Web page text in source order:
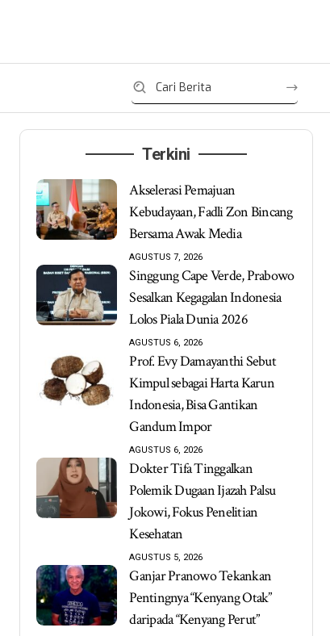
Terkini
Akselerasi Pemajuan
Kebudayaan, Fadli Zon Bincang
Bersama Awak Media
AGUSTUS 7, 2026
Singgung Cape Verde, Prabowo
Sesalkan Kegagalan Indonesia
Lolos Piala Dunia 2026
AGUSTUS 6, 2026
Prof. Evy Damayanthi Sebut
Kimpul sebagai Harta Karun
Indonesia, Bisa Gantikan
Gandum Impor
AGUSTUS 6, 2026
Dokter Tifa Tinggalkan
Polemik Dugaan Ijazah Palsu
Jokowi, Fokus Penelitian
Kesehatan
AGUSTUS 5, 2026
Ganjar Pranowo Tekankan
Pentingnya “Kenyang Otak”
daripada “Kenyang Perut”